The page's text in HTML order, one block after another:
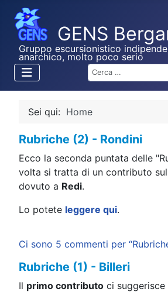
Gruppo escursionistico
anarchico, molto poco serio
Cerca
Sei qui: Home
Rubriche (2) - Rondini
Ecco la seconda puntata delle
volta si tratta di un contributo
dovuto a Redi.
Lo potete leggere qui.
Ci sono 5 commenti per
Rubriche (1) - Billeri
Il primo contributo ci suggerisce